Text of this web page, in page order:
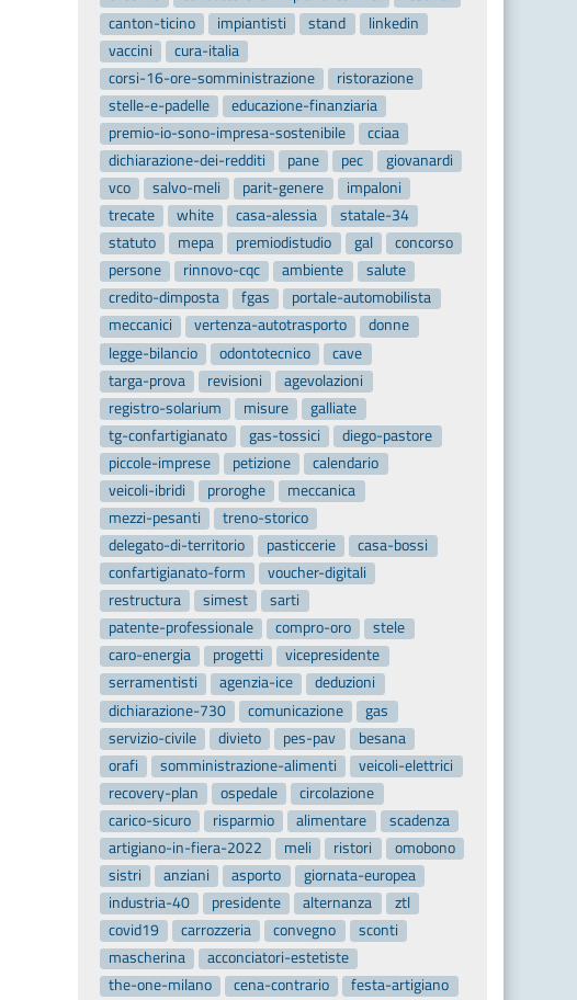
canton-ticino
impiantisti stand
linkedin
vaccini
cura-italia
corsi-16-ore-somministrazione
ristorazione
stelle-e-padelle
educazione-finanziaria
premio-io-sono-impresa-sostenibile
cciaa
dichiarazione-dei-redditi
pane pec
giovanardi
vco
salvo-meli parit-genere
impaloni
trecate
white casa-alessia
statale-34
statuto
mepa premiodistudio gal
concorso
persone
rinnovo-cqc ambiente
salute
credito-dimposta
fgas
portale-automobilista
meccanici
vertenza-autotrasporto
donne
legge-bilancio
odontotecnico
cave
targa-prova
revisioni
agevolazioni
registro-solarium
misure
galliate
tg-confartigianato
gas-tossici
diego-pastore
piccole-imprese
petizione
calendario
veicoli-ibridi
proroghe
meccanica
mezzi-pesanti
treno-storico
delegato-di-territorio
pasticcerie
casa-bossi
confartigianato-form
voucher-digitali
restructura
simest
sarti
patente-professionale
compro-oro
stele
caro-energia
progetti
vicepresidente
serramentisti
agenzia-ice
deduzioni
dichiarazione-730
comunicazione
gas
servizio-civile
divieto pes-pav
besana
orafi
somministrazione-alimenti
veicoli-elettrici
recovery-plan
ospedale
circolazione
carico-sicuro
risparmio alimentare
scadenza
artigiano-in-fiera-2022
meli ristori
omobono
sistri
anziani asporto
giornata-europea
industria-40
presidente alternanza
ztl
covid19
carrozzeria convegno
sconti
mascherina
acconciatori-estetiste
the-one-milano
cena-contrario
festa-artigiano